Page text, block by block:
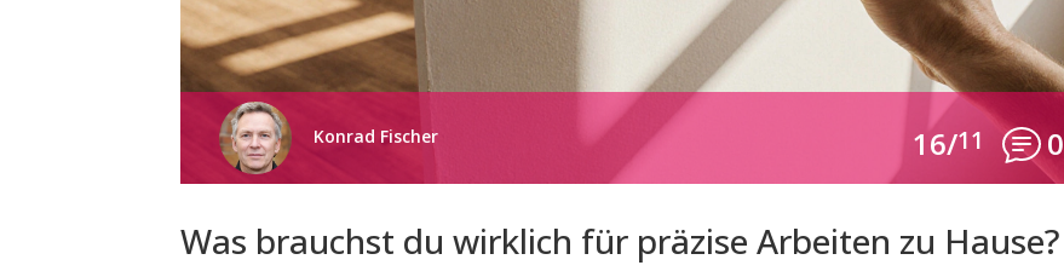
Konrad Fischer 16/11 0
Was brauchst du wirklich für präzise Arbeiten zu Hause?